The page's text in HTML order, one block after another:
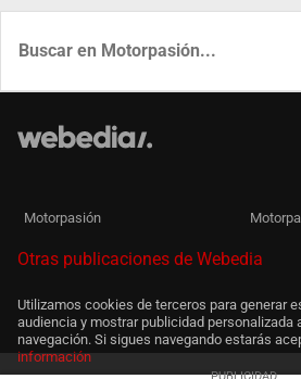
Motorpasión
Otras publicaciones de Webedia
Utilizamos cookies de terceros para generar
audiencia y mostrar publicidad personalizada
navegación. Si sigues navegando estarás
información